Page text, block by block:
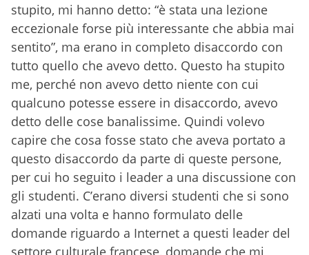
stupito, mi hanno detto: “è stata una lezione
eccezionale forse più interessante che abbia mai
sentito”, ma erano in completo disaccordo con
tutto quello che avevo detto. Questo ha stupito
me, perché non avevo detto niente con cui
qualcuno potesse essere in disaccordo, avevo
detto delle cose banalissime. Quindi volevo
capire che cosa fosse stato che aveva portato a
questo disaccordo da parte di queste persone,
per cui ho seguito i leader a una discussione con
gli studenti. C’erano diversi studenti che si sono
alzati una volta e hanno formulato delle
domande riguardo a Internet a questi leader del
settore culturale francese, domande che mi